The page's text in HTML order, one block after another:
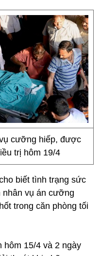
cưỡng hiếp, được
trị hôm 19/4
biết tình trạng sức
nhân vụ án cưỡng
trong căn phòng tối
hôm 15/4 và 2 ngày